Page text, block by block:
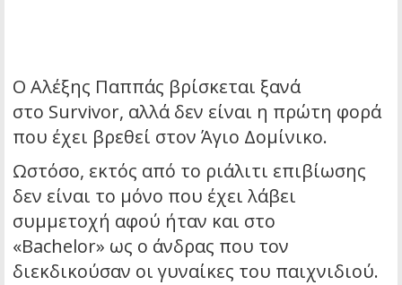
Ο Αλέξης Παππάς βρίσκεται ξανά
στο Survivor, αλλά δεν είναι η πρώτη φορά
που έχει βρεθεί στον Άγιο Δομίνικο.
Ωστόσο, εκτός από το ριάλιτι επιβίωσης
δεν είναι το μόνο που έχει λάβει
συμμετοχή αφού ήταν και στο
«Bachelor» ως ο άνδρας που τον
διεκδικούσαν οι γυναίκες του παιχνιδιού.